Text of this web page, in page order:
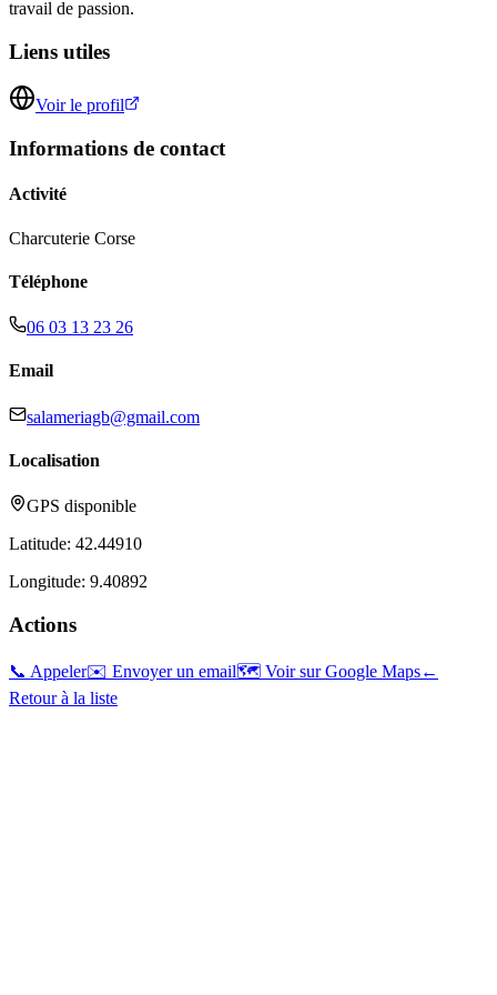
travail de passion.
Liens utiles
Voir le profil
Informations de contact
Activité
Charcuterie Corse
Téléphone
06 03 13 23 26
Email
salameriagb@gmail.com
Localisation
GPS disponible
Latitude: 42.44910
Longitude: 9.40892
Actions
📞 Appeler✉️ Envoyer un email🗺️ Voir sur Google Maps←
Retour à la liste